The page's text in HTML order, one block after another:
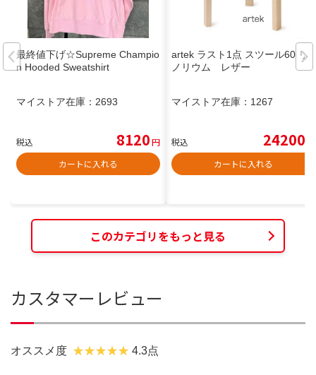
最終値下げ☆Supreme Champio
n Hooded Sweatshirt
マイストア在庫： 2693
税込 8120円
カートに入れる
artek ラスト1点 スツール60 リ
ノリウム レザー
マイストア在庫： 1267
税込 24200
カートに入れる
このカテゴリをもっと見る
カスタマーレビュー
オススメ度 4.3点